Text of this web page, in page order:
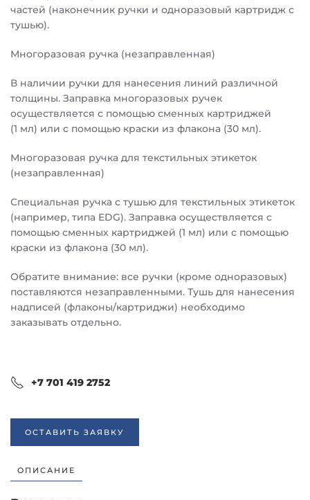
частей (наконечник ручки и одноразовый картридж с
тушью).
Многоразовая ручка (незаправленная)
В наличии ручки для нанесения линий различной
толщины. Заправка многоразовых ручек
осуществляется с помощью сменных картриджей
(1 мл) или с помощью краски из флакона (30 мл).
Многоразовая ручка для текстильных этикеток
(незаправленная)
Специальная ручка с тушью для текстильных этикеток
(например, типа EDG). Заправка осуществляется с
помощью сменных картриджей (1 мл) или с помощью
краски из флакона (30 мл).
Обратите внимание: все ручки (кроме одноразовых)
поставляются незаправленными. Тушь для нанесения
надписей (флаконы/картриджи) необходимо
заказывать отдельно.
+7 701 419 2752
ОСТАВИТЬ ЗАЯВКУ
ОПИСАНИЕ